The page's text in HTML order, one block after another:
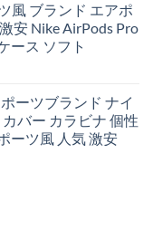
風 ブランド エアポ
安 Nike AirPods Pro
ース ソフト
ーツブランド ナイ
バー カラビナ 個性
ーツ風 人気 激安